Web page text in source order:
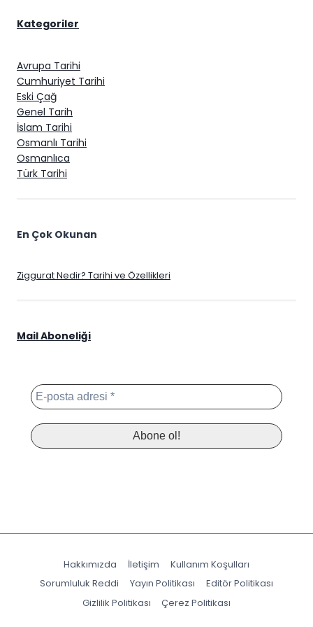
Kategoriler
Avrupa Tarihi
Cumhuriyet Tarihi
Eski Çağ
Genel Tarih
İslam Tarihi
Osmanlı Tarihi
Osmanlıca
Türk Tarihi
En Çok Okunan
Ziggurat Nedir? Tarihi ve Özellikleri
Mail Aboneliği
Hakkımızda İletişim
Kullanım Koşulları
Sorumluluk Reddi
Yayın Politikası
Editör Politikası
Gizlilik Politikası
Çerez Politikası